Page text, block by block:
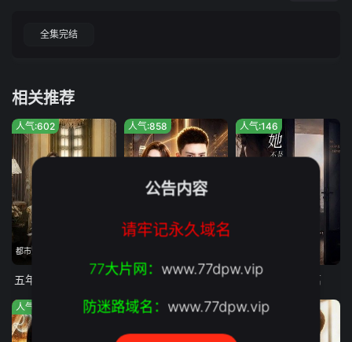
全集完结
相关推荐
人气:602
五年隐忍，一日清算
人气:858 人气:146
她不是不敢离
人气:450 人气:836 人气:200
公告内容
请牢记永久域名
77大片网： www.77dpw.vip
防迷路域名： www.77dpw.vip